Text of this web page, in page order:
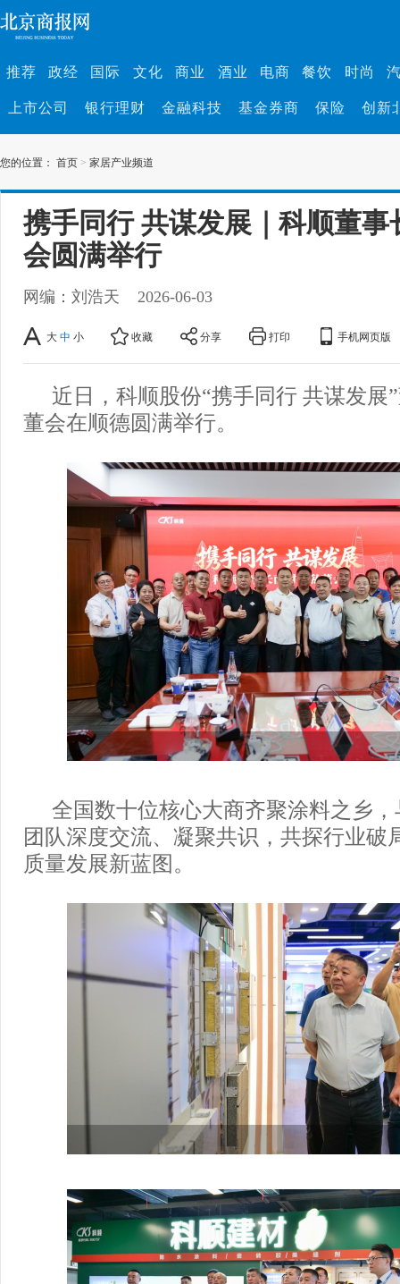
推荐 政经 国际 文化 商业 酒业 电商 餐饮 时尚
上市公司 银行理财 金融科技 基金券商 保险 创新
您的位置： 首页 > 家居产业频道
携手同行 共谋发展｜科顺董事
会圆满举行
网编：刘浩天 2026-06-03
大 中 小 收藏 分享 打印 手机网页版
近日，科顺股份“携手同行 共谋发展
董会在顺德圆满举行。
全国数十位核心大商齐聚涂料之乡
团队深度交流、凝聚共识，共探行业破
质量发展新蓝图。